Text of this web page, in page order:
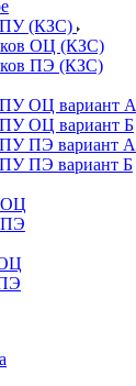
(КЗС)
ОЦ (КЗС)
ПЭ (КЗС)
ОЦ вариант А
ОЦ вариант Б
ПЭ вариант А
ПЭ вариант Б
ОЦ
ПЭ